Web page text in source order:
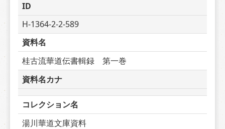
ID
H-1364-2-2-589
資料名
桂古流華道伝書輯録　第一巻
資料名カナ
コレクション名
湯川華道文庫資料